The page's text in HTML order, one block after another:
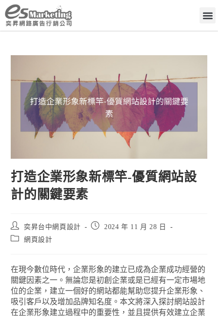
打造企業形象新標竿-優質網站設
計的關鍵要素
奕昇台中網頁設計
2024 年 11 月 28 日
網頁設計
在現今數位時代，企業形象的建立已成為企業成功經營的
關鍵因素之一。無論您是初創企業或是已經有一定市場地
位的企業，建立一個好的網站都能幫助您提升企業形象、
吸引客戶以及增加品牌知名度。本文將深入探討網站設計
在企業形象建立過程中的重要性，並且提供有效建立企業